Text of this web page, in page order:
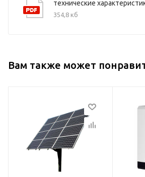
технические
354,8 кб
Вам также может
SILA V 2000P ( PF 1.0 )
Тип
Бестрансформаторный
Габариты, мм